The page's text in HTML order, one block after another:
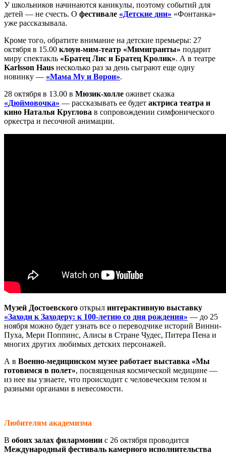
У школьников начинаются каникулы, поэтому событий для
детей — не счесть. О фестивале «Детские дни» «Фонтанка»
уже рассказывала.
Кроме того, обратите внимание на детские премьеры: 27
октября в 15.00 клоун-мим-театр «Мимигранты» подарит
миру спектакль «Братец Лис и Братец Кролик». А в театре
Karlsson Haus несколько раз за день сыграют еще одну
новинку — «Мама Му и Ворон».
28 октября в 13.00 в Мюзик-холле оживет сказка
«Дюймовочка» — рассказывать ее будет актриса театра и
кино Наталья Круглова в сопровождении симфонического
оркестра и песочной анимации.
Музей Достоевского открыл интерактивную выставку
«Заходи к Заходеру: к 100-летию со дня рождения» — до 25
ноября можно будет узнать все о переводчике историй Винни-
Пуха, Мери Поппинс, Алисы в Стране Чудес, Питера Пена и
многих других любимых детских персонажей.
А в Военно-медицинском музее работает выставка «Мы
готовимся в полет», посвященная космической медицине —
из нее вы узнаете, что происходит с человеческим телом и
разными органами в невесомости.
Любителям академизма
В обоих залах филармонии с 26 октября проводится
Международный фестиваль камерного исполнительства